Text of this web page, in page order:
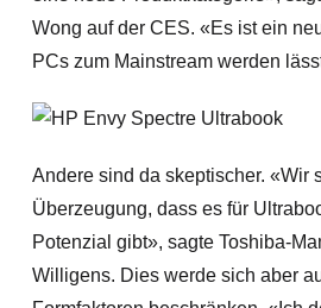
Wong auf der CES. «Es ist ein
PCs zum Mainstream werden
Andere sind da skeptischer. «Wir
Überzeugung, dass es für
Potenzial gibt», sagte Toshiba-
Willigens. Dies werde sich aber